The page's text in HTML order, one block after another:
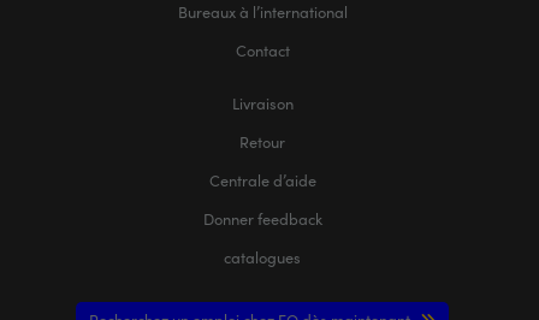
Bureaux à l’international
Contact
Livraison
Retour
Centrale d’aide
Donner feedback
catalogues